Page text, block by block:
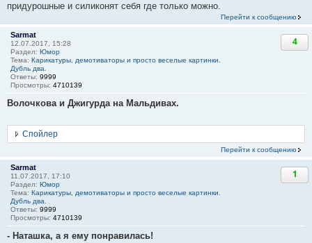
придурошные и силиконят себя где только можно.
Перейти к сообщению
Sarmat
12.07.2017, 15:28
Раздел: Юмор
Тема: Карикатуры, демотиваторы и просто веселые картинки.
Дубль два.
Ответы: 9999
Просмотры: 4710139
4
Волочкова и Джигурда на Мальдивах.
Спойлер
Перейти к сообщению
Sarmat
11.07.2017, 17:10
Раздел: Юмор
Тема: Карикатуры, демотиваторы и просто веселые картинки.
Дубль два.
Ответы: 9999
Просмотры: 4710139
1
- Наташка, а я ему понравилась!